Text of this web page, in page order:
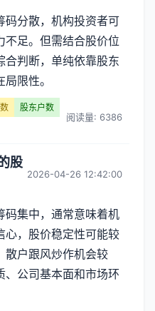
码分散，机构投资者可
不足。但需结合股价位
合判断，单纯依靠股东
限性。
股东户数
阅读量: 6386
股
2026-04-26 12:42:00
码集中，通常意味着机
心，股价稳定性可能较
散户跟风炒作机会较
、公司基本面和市场环